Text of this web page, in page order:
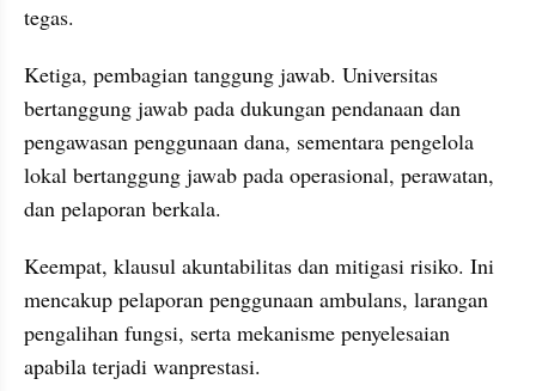
tegas.
Ketiga, pembagian tanggung jawab. Universitas
bertanggung jawab pada dukungan pendanaan dan
pengawasan penggunaan dana, sementara pengelola
lokal bertanggung jawab pada operasional, perawatan,
dan pelaporan berkala.
Keempat, klausul akuntabilitas dan mitigasi risiko. Ini
mencakup pelaporan penggunaan ambulans, larangan
pengalihan fungsi, serta mekanisme penyelesaian
apabila terjadi wanprestasi.